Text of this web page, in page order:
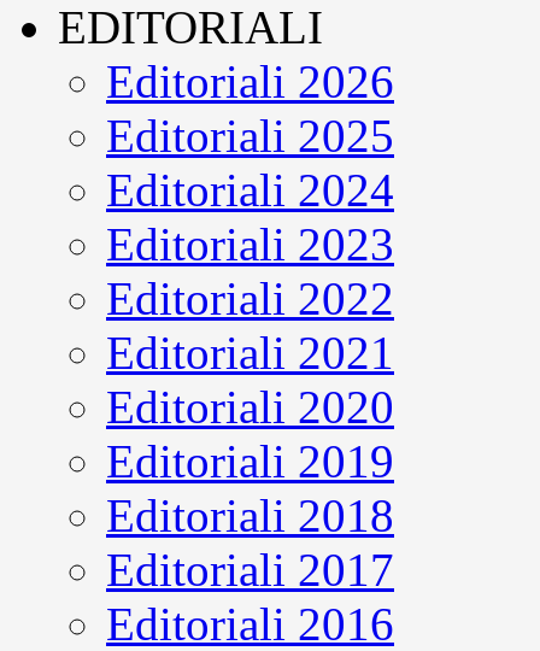
EDITORIALI
Editoriali 2026
Editoriali 2025
Editoriali 2024
Editoriali 2023
Editoriali 2022
Editoriali 2021
Editoriali 2020
Editoriali 2019
Editoriali 2018
Editoriali 2017
Editoriali 2016